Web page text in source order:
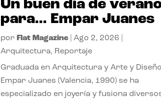
Un buen día de
para… Empar Juanes
por Flat Magazine| Ago 2, 2026
Arquitectura, Reportaje
Graduada en Arquitectura y Arte y
Empar Juanes (Valencia, 1990) se ha
especializado en joyería y fusiona